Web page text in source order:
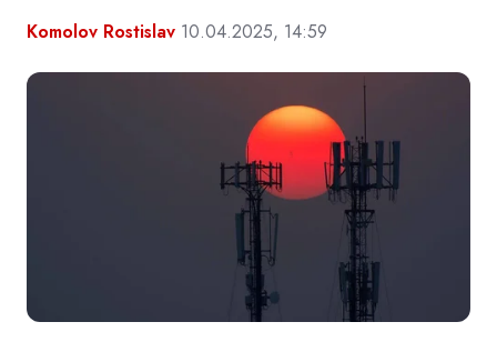
Komolov Rostislav 10.04.2025, 14:59